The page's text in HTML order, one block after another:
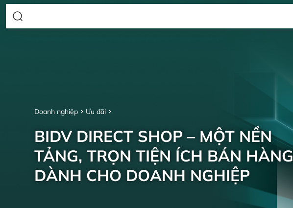
Doanh nghiệp Ưu đãi
BIDV DIRECT SHOP – MỘT NỀN
TẢNG, TRỌN TIỆN ÍCH BÁN HÀNG
DÀNH CHO DOANH NGHIỆP